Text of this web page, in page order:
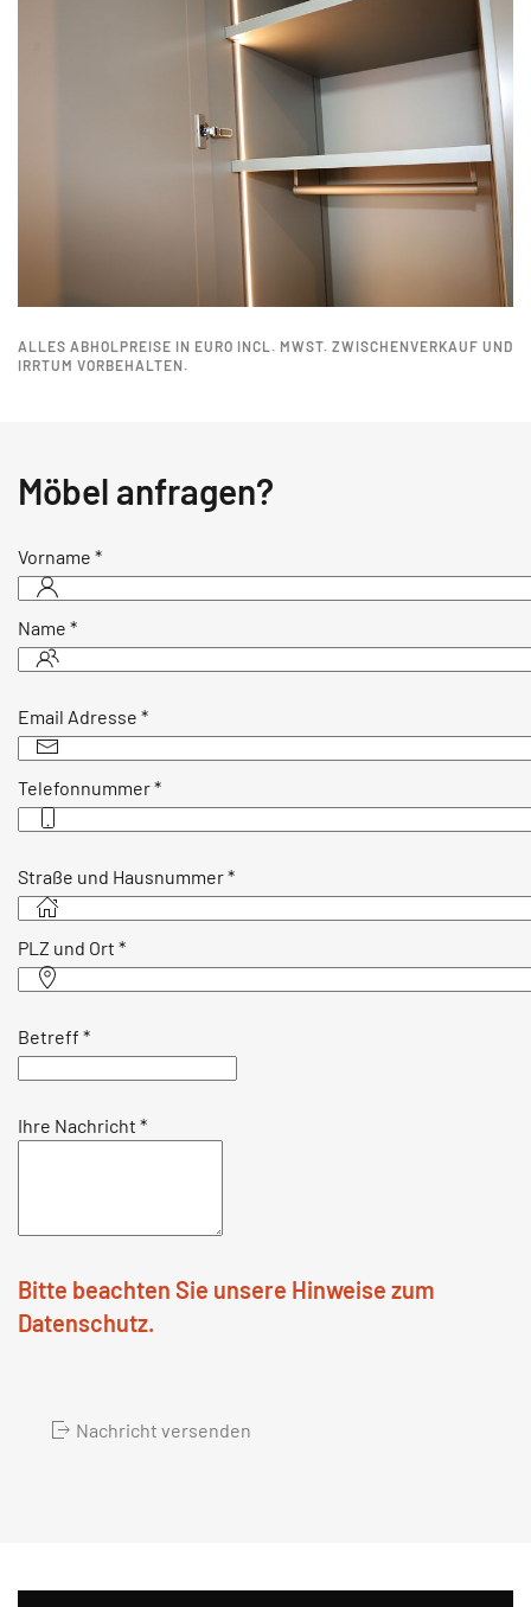
ALLES ABHOLPREISE IN EURO INCL. MWST. ZWISCHENVERKAUF UND
IRRTUM VORBEHALTEN.
Möbel anfragen?
Vorname *
Name *
Email Adresse *
Telefonnummer*
Straße und Hausnummer*
PLZ und Ort *
Betreff *
Ihre Nachricht *
Bitte beachten Sie unsere Hinweise zum
Datenschutz.
Nachricht versenden